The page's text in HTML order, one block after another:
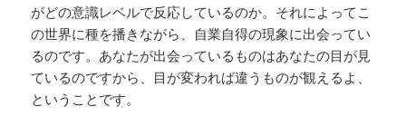
がどの意識レベルで反応しているのか。それによってこ
の世界に種を播きながら、自業自得の現象に出会ってい
るのです。あなたが出会っているものはあなたの目が見
ているのですから、目が変われば違うものが観えるよ、
ということです。